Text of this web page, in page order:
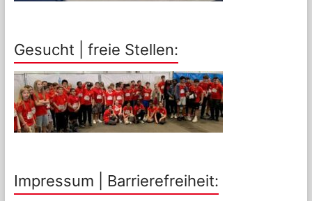
Gesucht | freie Stellen:
Impressum | Barrierefreiheit: